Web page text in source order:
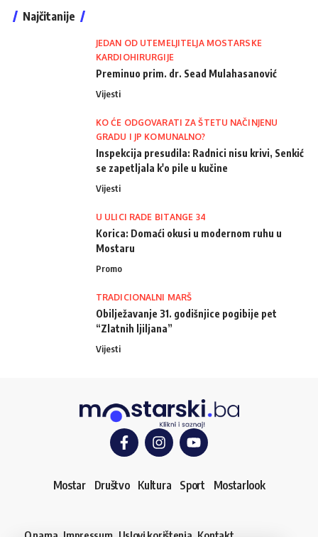
Najčitanije
JEDAN OD UTEMELJITELJA MOSTARSKE
KARDIOHIRURGIJE
Preminuo prim. dr. Sead Mulahasanović
Vijesti
KO ĆE ODGOVARATI ZA ŠTETU NAČINJENU
GRADU I JP KOMUNALNO?
Inspekcija presudila: Radnici nisu krivi, Senkić
se zapetljala k'o pile u kučine
Vijesti
U ULICI RADE BITANGE 34
Korica: Domaći okusi u modernom ruhu u
Mostaru
Promo
TRADICIONALNI MARŠ
Obilježavanje 31. godišnjice pogibije pet
“Zlatnih ljiljana”
Vijesti
Mostar Društvo Kultura Sport Mostarlook